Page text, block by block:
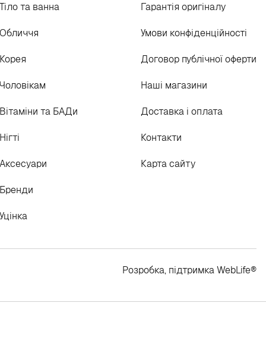
Тіло та ванна
Обличчя
Корея
Чоловікам
Вітаміни та БАДи
Нігті
Аксесуари
Бренди
Уцінка
Гарантія оригіналу
Умови конфіденційності
Договор публічної оферти
Наші магазини
Доставка і оплата
Контакти
Карта сайту
Розробка, підтримкаWebLife®